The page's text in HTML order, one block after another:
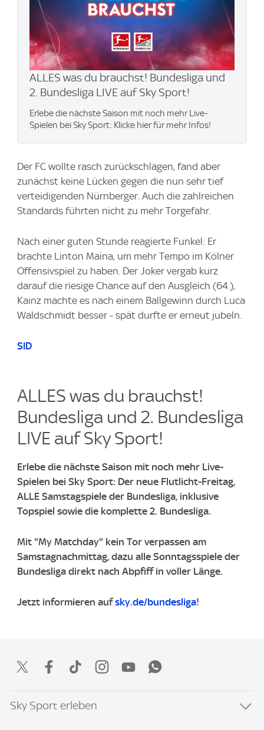
ALLES was du brauchst! Bundesliga und
2. Bundesliga LIVE auf Sky Sport!
Erlebe die nächste Saison mit noch mehr Live-
Spielen bei Sky Sport: Klicke hier für mehr Infos!
Der FC wollte rasch zurückschlagen, fand aber
zunächst keine Lücken gegen die nun sehr tief
verteidigenden Nürnberger. Auch die zahlreichen
Standards führten nicht zu mehr Torgefahr.
Nach einer guten Stunde reagierte Funkel: Er
brachte Linton Maina, um mehr Tempo im Kölner
Offensivspiel zu haben. Der Joker vergab kurz
darauf die riesige Chance auf den Ausgleich (64.),
Kainz machte es nach einem Ballgewinn durch Luca
Waldschmidt besser - spät durfte er erneut jubeln.
SID
ALLES was du brauchst!
Bundesliga und 2. Bundesliga
LIVE auf Sky Sport!​
Erlebe die nächste Saison mit noch mehr Live-
Spielen bei Sky Sport: Der neue Flutlicht-Freitag,
ALLE Samstagspiele der Bundesliga, inklusive
Topspiel sowie die komplette 2. Bundesliga.
Mit "My Matchday" kein Tor verpassen am
Samstagnachmittag, dazu alle Sonntagsspiele der
Bundesliga direkt nach Abpfiff in voller Länge.
Jetzt informieren aufsky.de/bundesliga!
Sky Sport erleben